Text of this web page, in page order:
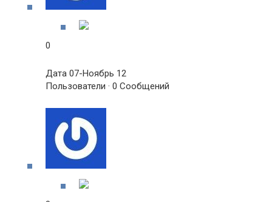
0
Дата 07-Ноябрь 12
Пользователи · 0 Сообщений